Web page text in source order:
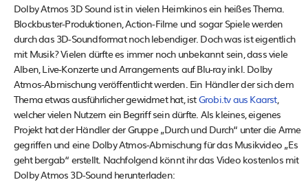
Dolby Atmos 3D Sound ist in vielen Heimkinos ein heißes Thema.
Blockbuster-Produktionen, Action-Filme und sogar Spiele werden
durch das 3D-Soundformat noch lebendiger. Doch was ist eigentlich
mit Musik? Vielen dürfte es immer noch unbekannt sein, dass viele
Alben, Live-Konzerte und Arrangements auf Blu-ray inkl. Dolby
Atmos-Abmischung veröffentlicht werden. Ein Händler der sich dem
Thema etwas ausführlicher gewidmet hat, istGrobi.tv aus Kaarst,
welcher vielen Nutzern ein Begriff sein dürfte. Als kleines, eigenes
Projekt hat der Händler der Gruppe „Durch und Durch“ unter die Arme
gegriffen und eine Dolby Atmos-Abmischung für das Musikvideo „Es
geht bergab“ erstellt. Nachfolgend könnt ihr das Video kostenlos mit
Dolby Atmos 3D-Sound herunterladen: